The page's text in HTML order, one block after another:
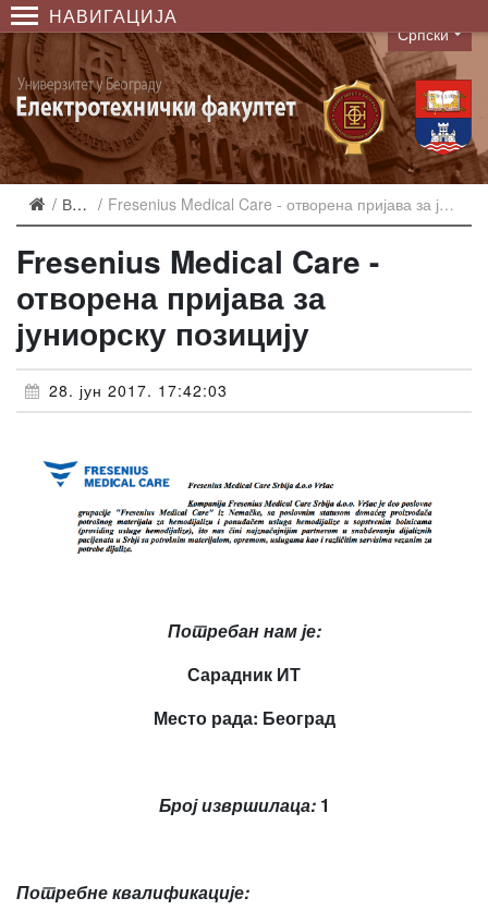
НАВИГАЦИЈА
Language
Српски
Вести Fresenius Medical Care - отворена пријава за јуниорску позицију
Fresenius Medical Care -
отворена пријава за
јуниорску позицију
28. јун 2017. 17:42:03
Потребан нам је:
Сарадник ИТ
Место рада: Београд
Број извршилаца: 1
Потребне квалификације: